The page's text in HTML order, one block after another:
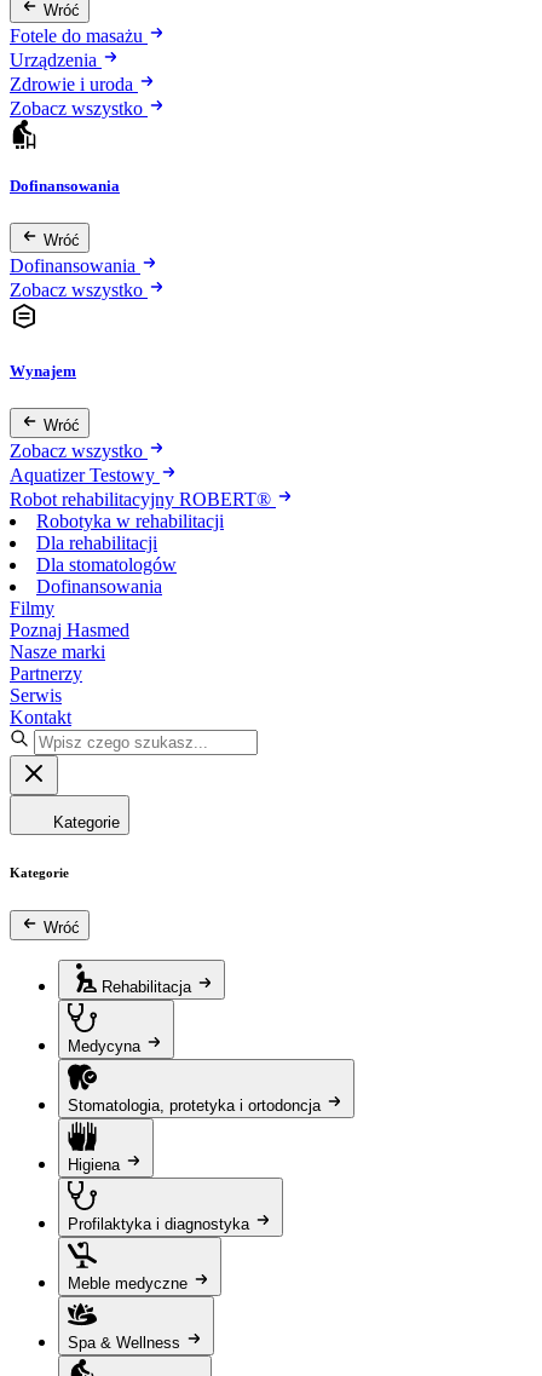
Wróć
Fotele do masażu
Urządzenia
Zdrowie i uroda
Zobacz wszystko
Dofinansowania
Wróć
Dofinansowania
Zobacz wszystko
Wynajem
Wróć
Zobacz wszystko
Aquatizer Testowy
Robot rehabilitacyjny ROBERT®
Robotyka w rehabilitacji
Dla rehabilitacji
Dla stomatologów
Dofinansowania
Filmy
Poznaj Hasmed
Nasze marki
Partnerzy
Serwis
Kontakt
Kategorie
Kategorie
Wróć
Rehabilitacja
Medycyna
Stomatologia, protetyka i ortodoncja
Higiena
Profilaktyka i diagnostyka
Meble medyczne
Spa & Wellness